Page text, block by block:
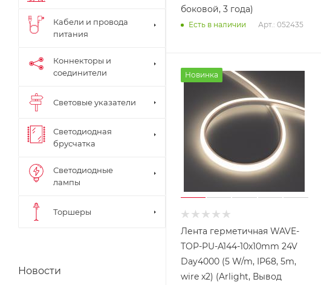
боковой, 3 года)
Есть в наличии Арт.: 052435
Новинка
Лента герметичная WAVE-
TOP-PU-A144-10x10mm 24V
Day4000 (5 W/m, IP68, 5m,
wire x2) (Arlight, Вывод
Кабели и провода
питания
Коннекторы и
соединители
Световые указатели
Светодиодная
брусчатка
Светодиодные
лампы
Торшеры
Новости